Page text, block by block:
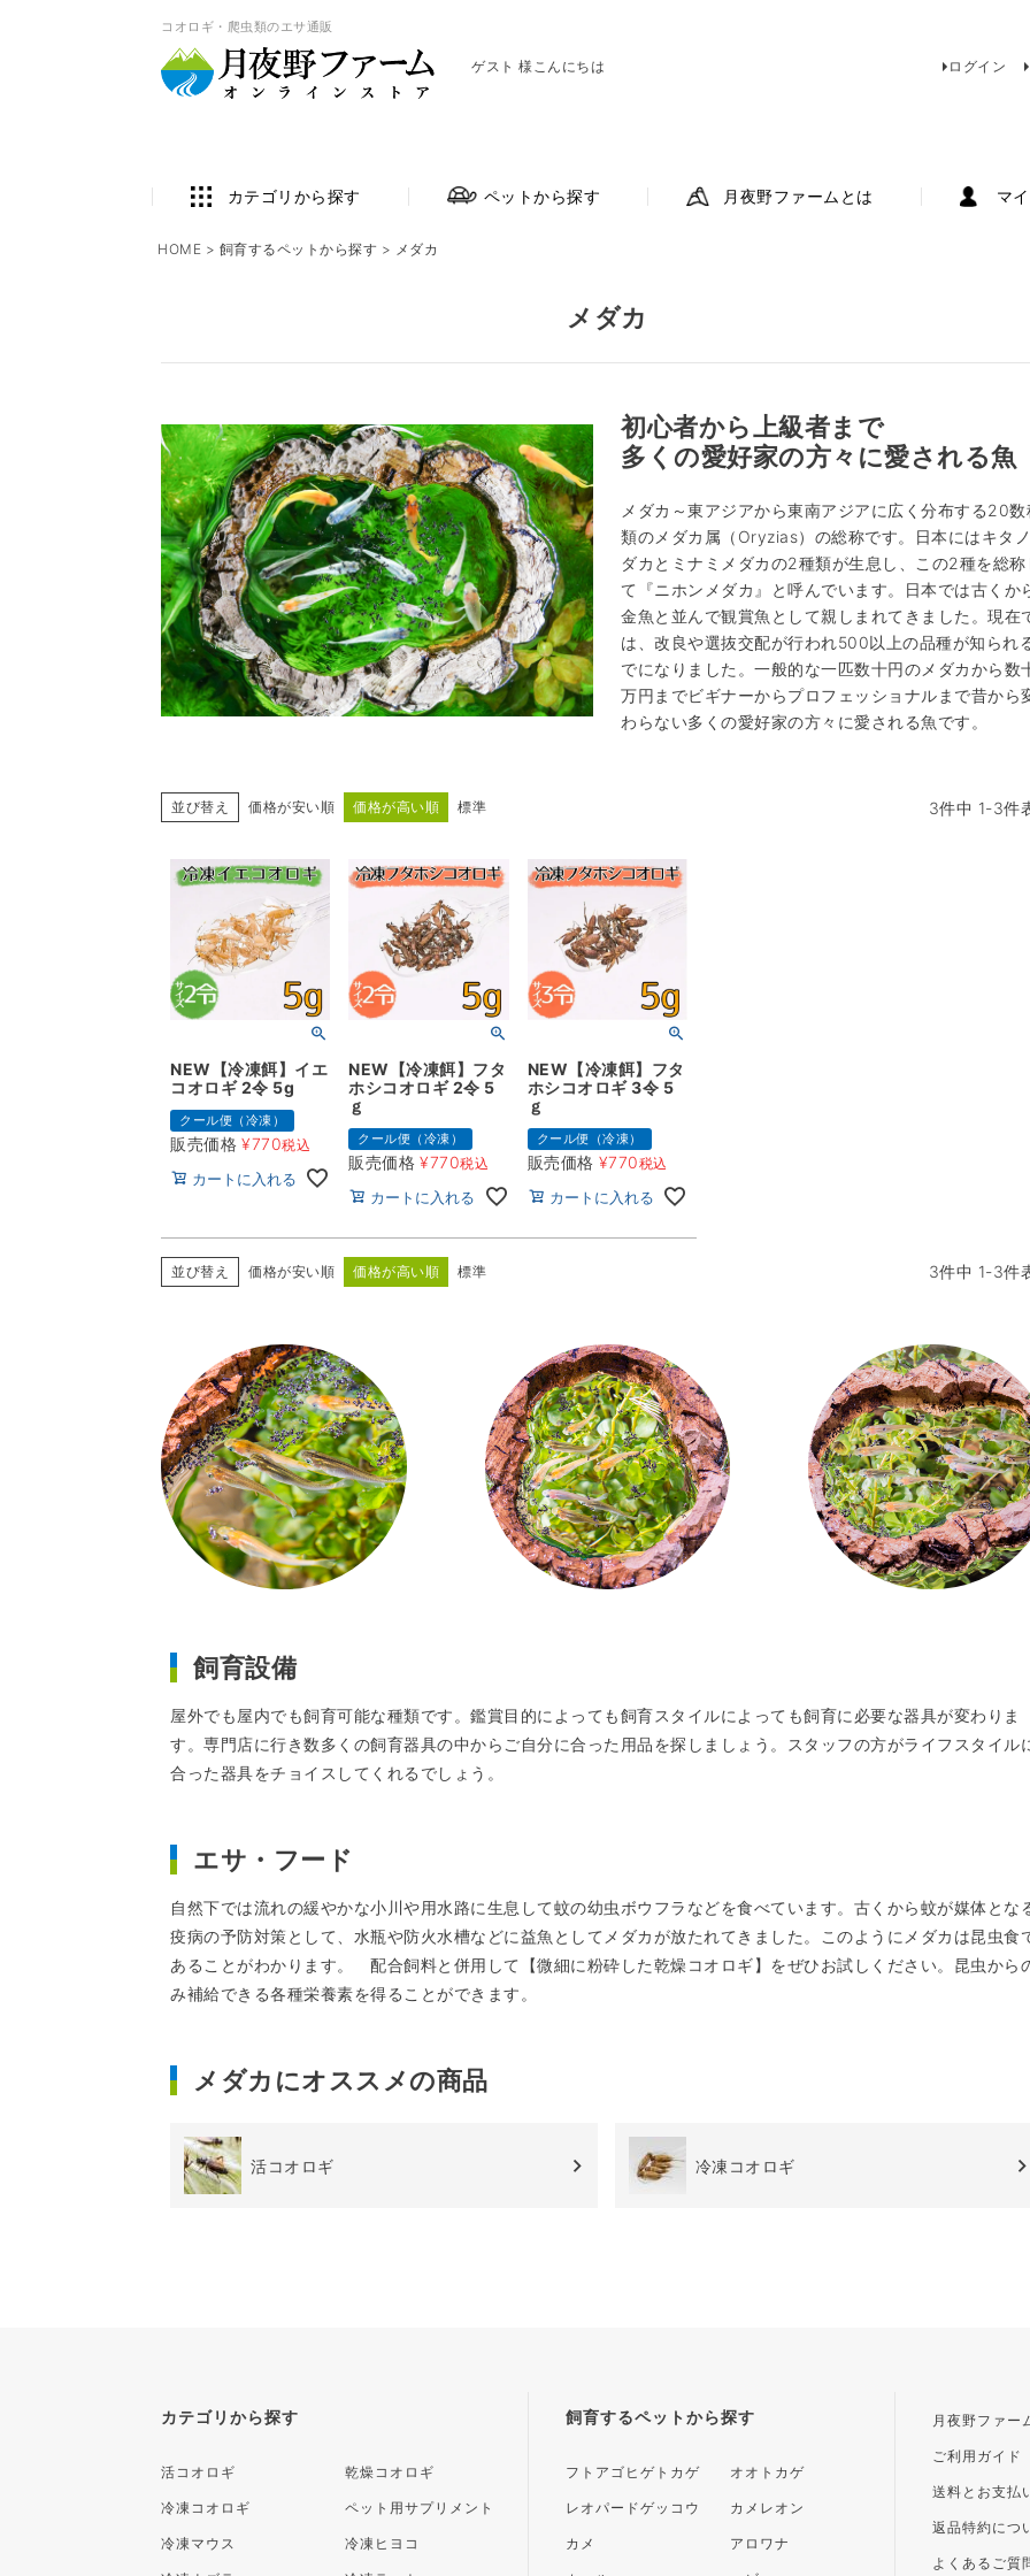
コオロギ・爬虫類のエサ通販
ゲスト 様こんにちは ログイン
カテゴリから探す ペットから探す 月夜野ファームとは マ
HOME 飼育するペットから探す メダカ
メダカ
初心者から上級者まで
多くの愛好家の方々に愛される魚
メダカ～東アジアから東南アジアに広く分布する20数
類のメダカ属（Oryzias）の総称です。日本にはキタ
ダカとミナミメダカの2種類が生息し、この2種を総称
て『ニホンメダカ』と呼んでいます。日本では古くか
金魚と並んで観賞魚として親しまれてきました。現在
は、改良や選抜交配が行われ500以上の品種が知られ
でになりました。一般的な一匹数十円のメダカから数
万円までビギナーからプロフェッショナルまで昔から
わらない多くの愛好家の方々に愛される魚です。
並び替え 価格が安い順 価格が高い順 標準 3件中 1-3件
NEW【冷凍餌】イエ
コオロギ 2令 5g
クール便（冷凍）
販売価格 ¥770税込
カートに入れる
NEW【冷凍餌】フタ
ホシコオロギ 2令 5
ｇ
クール便（冷凍）
販売価格 ¥770税込
カートに入れる
NEW【冷凍餌】フタ
ホシコオロギ 3令 5
ｇ
クール便（冷凍）
販売価格 ¥770税込
カートに入れる
並び替え 価格が安い順 価格が高い順 標準 3件中 1-3件
飼育設備
屋外でも屋内でも飼育可能な種類です。鑑賞目的によっても飼育スタイルによっても飼育に必要な器具が変わりま
す。専門店に行き数多くの飼育器具の中からご自分に合った用品を探しましょう。スタッフの方がライフスタイル
合った器具をチョイスしてくれるでしょう。
エサ・フード
自然下では流れの緩やかな小川や用水路に生息して蚊の幼虫ボウフラなどを食べています。古くから蚊が媒体とな
疫病の予防対策として、水瓶や防火水槽などに益魚としてメダカが放たれてきました。このようにメダカは昆虫食
あることがわかります。 配合飼料と併用して【微細に粉砕した乾燥コオロギ】をぜひお試しください。昆虫から
み補給できる各種栄養素を得ることができます。
メダカにオススメの商品
活コオロギ 冷凍コオロギ
カテゴリから探す
活コオロギ 乾燥コオロギ
冷凍コオロギ ペット用サプリメント
冷凍マウス 冷凍ヒヨコ
飼育するペットから探す
フトアゴヒゲトカゲ オオトカゲ
レオパードゲッコウ カメレオン
カメ アロワナ
月夜野ファー
ご利用ガイド
送料とお支払
返品特約につ
よくあるご質